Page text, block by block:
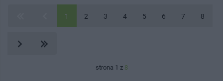
1 2 3 4 5 6 7 8
strona 1 z 8